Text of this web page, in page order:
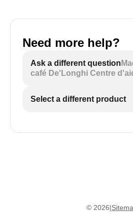
Need more help?
Ask a different question
café De'Longhi Centre
Select a different product
© 2026|